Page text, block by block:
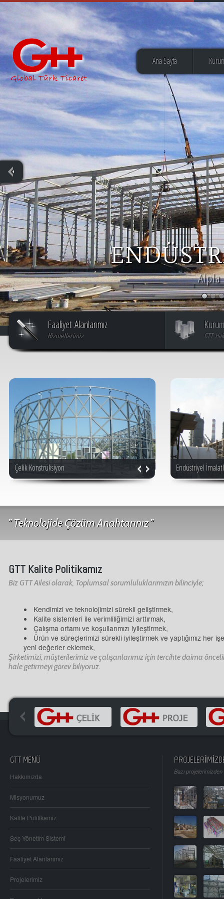
Ana Sayfa
Alpla
Faaliyet Alanlarımız
Hizmetlerimiz GTT
Çelik Konstrüksiyon
Çatı ve Cephe Kaplama Sistemleri Endüstriyel
Montaj İşleri
" Teknolojide Çözüm Anahtarınız "
GTT Kalite Politikamız
Biz GTT Ailesi olarak, Toplumsal sorumluluklarımızın bilinciyle;
Kendimizi ve teknolojimizi sürekli geliştirmek,
Kalite sistemleri ile verimliliğimizi arttırmak,
Çalışma ortamı ve koşullarımızı iyileştirmek,
Ürün ve süreçlerimizi sürekli iyileştirmek ve yaptığımız her
yeni değerler eklemek,
Şirketimizi, müşterilerimiz ve çalışanlarımız için tercihte daima
hale getirmeyi görev biliyoruz.
GTT MENÜ
Hakkımızda
Misyonumuz
Kalite Politikamız
Seç Yönetim Sistemi
Faaliyet Alanlarımız
Projelerimiz
Bazı